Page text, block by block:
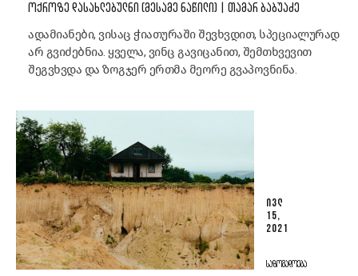
ᲝᲥᲠᲝᲖᲔ ᲓᲐᲡᲐᲮᲚᲔᲑᲣᲚᲜᲘ (ᲛᲔᲡᲐᲛᲔ ᲜᲐᲬᲘᲚᲘ) | ᲗᲐᲛᲐᲠ ᲑᲐᲑᲣᲐᲫᲔ
ადამიანები, ვისაც ჭიათურაში შევხვდით, სპეციალურად
არ გვიძებნია. ყველა, ვინც გავიცანით, შემთხვევით
შეგვხვდა და ზოგჯერ ერთმა მეორე გვაპოვნინა.
ᲘᲕᲚ
15,
2021
ᲡᲐᲖᲝᲒᲐᲓᲝᲔᲑᲐ